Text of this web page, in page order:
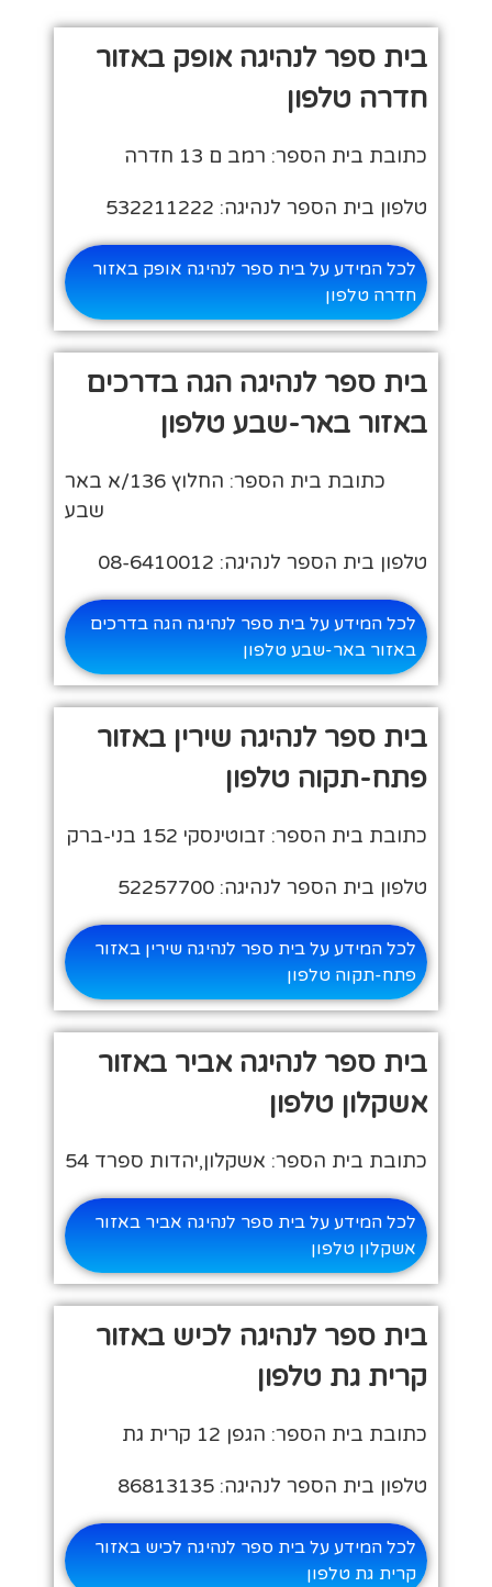
בית ספר לנהיגה אופק באזור
חדרה טלפון
כתובת בית הספר: רמב ם 13 חדרה
טלפון בית הספר לנהיגה: 532211222
לכל המידע על בית ספר לנהיגה אופק באזור
חדרה טלפון
בית ספר לנהיגה הגה בדרכים
באזור באר-שבע טלפון
כתובת בית הספר: החלוץ 136/א באר
שבע
טלפון בית הספר לנהיגה: 08-6410012
לכל המידע על בית ספר לנהיגה הגה בדרכים
באזור באר-שבע טלפון
בית ספר לנהיגה שירין באזור
פתח-תקוה טלפון
כתובת בית הספר: זבוטינסקי 152 בני-ברק
טלפון בית הספר לנהיגה: 52257700
לכל המידע על בית ספר לנהיגה שירין באזור
פתח-תקוה טלפון
בית ספר לנהיגה אביר באזור
אשקלון טלפון
כתובת בית הספר: אשקלון,יהדות ספרד 54
לכל המידע על בית ספר לנהיגה אביר באזור
אשקלון טלפון
בית ספר לנהיגה לכיש באזור
קרית גת טלפון
כתובת בית הספר: הגפן 12 קרית גת
טלפון בית הספר לנהיגה: 86813135
לכל המידע על בית ספר לנהיגה לכיש באזור
קרית גת טלפון